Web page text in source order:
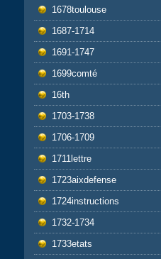
1678toulouse
1687-1714
1691-1747
1699comté
16th
1703-1738
1706-1709
1711lettre
1723aixdefense
1724instructions
1732-1734
1733etats